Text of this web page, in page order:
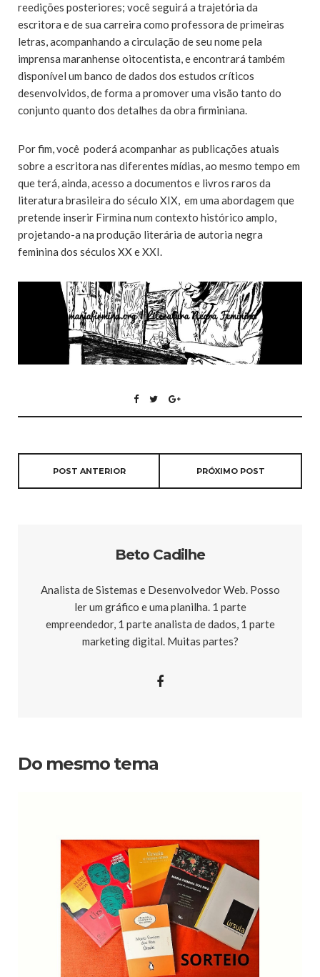
reedições posteriores; você seguirá a trajetória da
escritora e de sua carreira como professora de primeiras
letras, acompanhando a circulação de seu nome pela
imprensa maranhense oitocentista, e encontrará também
disponível um banco de dados dos estudos críticos
desenvolvidos, de forma a promover uma visão tanto do
conjunto quanto dos detalhes da obra firminiana.
Por fim, você poderá acompanhar as publicações atuais
sobre a escritora nas diferentes mídias, ao mesmo tempo em
que terá, ainda, acesso a documentos e livros raros da
literatura brasileira do século XIX, em uma abordagem que
pretende inserir Firmina num contexto histórico amplo,
projetando-a na produção literária de autoria negra
feminina dos séculos XX e XXI.
POST ANTERIOR PRÓXIMO POST
Beto Cadilhe
Analista de Sistemas e Desenvolvedor Web. Posso
ler um gráfico e uma planilha. 1 parte
empreendedor, 1 parte analista de dados, 1 parte
marketing digital. Muitas partes?
Do mesmo tema